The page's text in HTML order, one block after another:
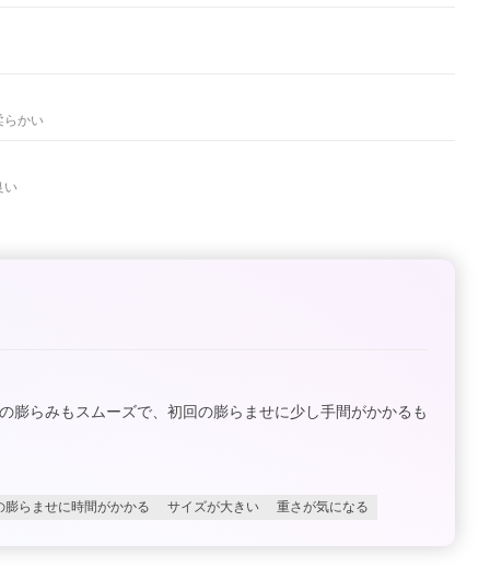
らかい
い
膨らみもスムーズで、初回の膨らませに少し手間がかかるも
膨らませに時間がかかる サイズが大きい 重さが気になる